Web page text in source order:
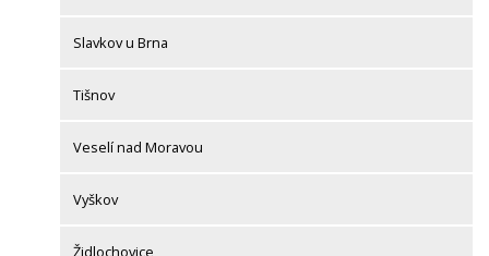
Slavkov u Brna
Tišnov
Veselí nad Moravou
Vyškov
Židlochovice